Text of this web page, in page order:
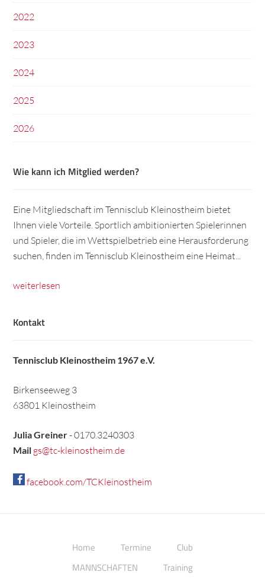
2022
2023
2024
2025
2026
Wie kann ich Mitglied werden?
Eine Mitgliedschaft im Tennisclub Kleinostheim bietet
Ihnen viele Vorteile. Sportlich ambitionierten Spielerinnen
und Spieler, die im Wettspielbetrieb eine Herausforderung
suchen, finden im Tennisclub Kleinostheim eine Heimat...
weiterlesen
Kontakt
Tennisclub Kleinostheim 1967 e.V.
Birkenseeweg 3
63801 Kleinostheim
Julia Greiner- 0170.3240303
Mail gs@tc-kleinostheim.de
facebook.com/TCKleinostheim
Home Termine
Club
MANNSCHAFTEN
Training